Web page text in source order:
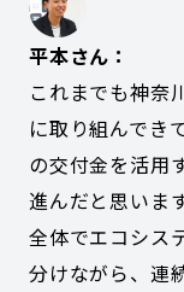
平本さん：
これまでも神奈
に取り組んでき
の交付金を活用
進んだと思いま
全体でエコシス
分けながら、連